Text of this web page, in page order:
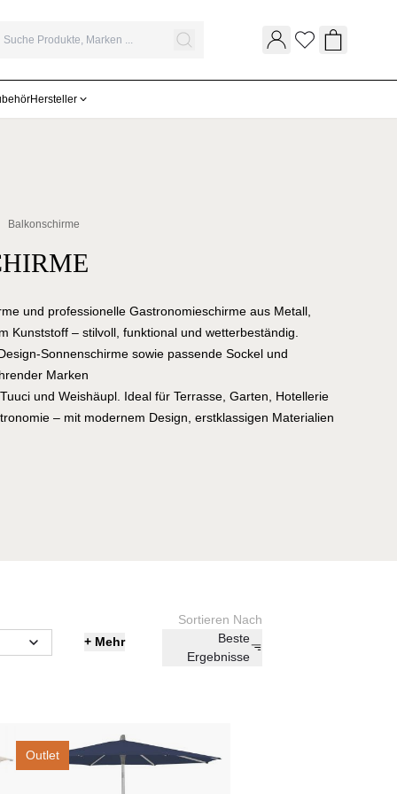
Wunschliste
Hersteller
Balkonschirme
und professionelle Gastronomieschirme aus Metall,
Kunststoff – stilvoll, funktional und wetterbeständig.
Sonnenschirme sowie passende Sockel und
Marken
und Weishäupl. Ideal für Terrasse, Garten, Hotellerie
– mit modernem Design, erstklassigen Materialien
+ Mehr
Sortieren Nach
Beste
Ergebnisse
Outlet